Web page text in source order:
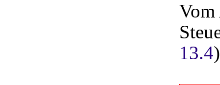
Vom
13.4